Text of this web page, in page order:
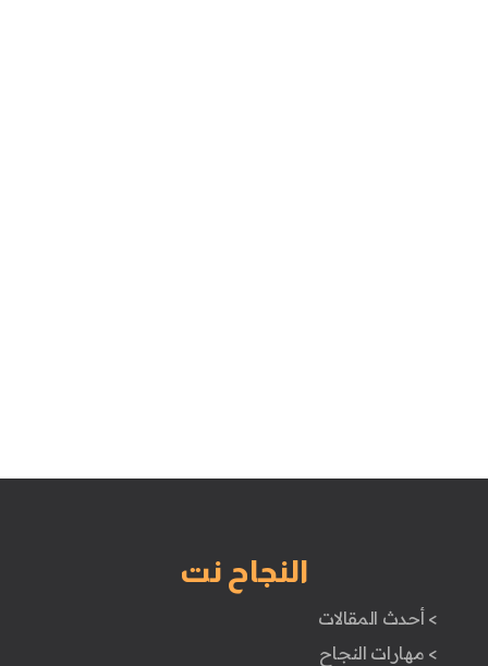
النجاح نت
> أحدث المقالات
> مهارات النجاح